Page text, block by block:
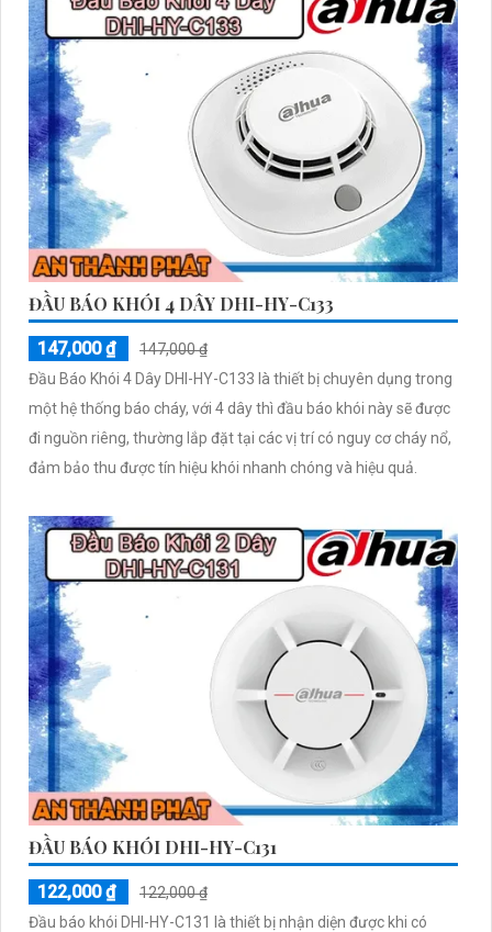
ĐẦU BÁO KHÓI 4 DÂY DHI-HY-C133
147,000 ₫
147,000 ₫
Đầu Báo Khói 4 Dây DHI-HY-C133 là thiết bị chuyên dụng trong
một hệ thống báo cháy, với 4 dây thì đầu báo khói này sẽ được
đi nguồn riêng, thường lắp đặt tại các vị trí có nguy cơ cháy nổ,
đảm bảo thu được tín hiệu khói nhanh chóng và hiệu quả.
ĐẦU BÁO KHÓI DHI-HY-C131
122,000 ₫
122,000 ₫
Đầu báo khói DHI-HY-C131 là thiết bị nhận diện được khi có